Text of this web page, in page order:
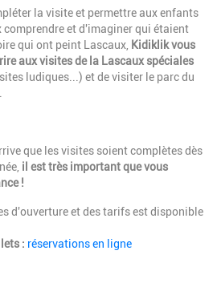
la visite et permettre aux enfants
comprendre et d'imaginer qui étaient
qui ont peint Lascaux, Kidiklik vous
aux visites de la Lascaux spéciales
ludiques...) et de visiter le parc du
que les visites soient complètes dès
il est très important que vous
!
d'ouverture et des tarifs est disponible
: réservations en ligne